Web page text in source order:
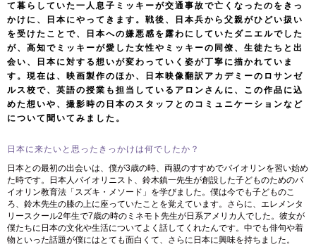
て暮らしていた一人息子ミッキーが交通事故で亡くなったのをきっ
かけに、日本にやってきます。戦後、日本兵から父親がひどい扱い
を受けたことで、日本への嫌悪感を露わにしていたダニエルでした
が、高知でミッキーが愛した女性やミッキーの同僚、生徒たちと出
会い、日本に対する想いが変わっていく姿が丁寧に描かれていま
す。現在は、映画製作のほか、日本映像翻訳アカデミーのロサンゼ
ルス校で、英語の授業も担当しているアロンさんに、この作品に込
めた想いや、撮影時の日本のスタッフとのコミュニケーションなど
について聞いてみました。
日本に来たいと思ったきっかけは何でしたか？
日本との最初の出会いは、僕が3歳の時、両親のすすめでバイオリンを習い始め
た時です。日本人バイオリニスト、鈴木鎮一先生が創設した子どものためのバ
イオリン教育法「スズキ・メソード」を学びました。僕は今でも子どものこ
ろ、鈴木先生の膝の上に座っていたことを覚えています。さらに、エレメンタ
リースクール2年生で7歳の時のミネモト先生が日系アメリカ人でした。彼女が
僕たちに日本の文化や生活についてよく話してくれたんです。中でも俳句や着
物といった話題が僕にはとても面白くて、さらに日本に興味を持ちました。